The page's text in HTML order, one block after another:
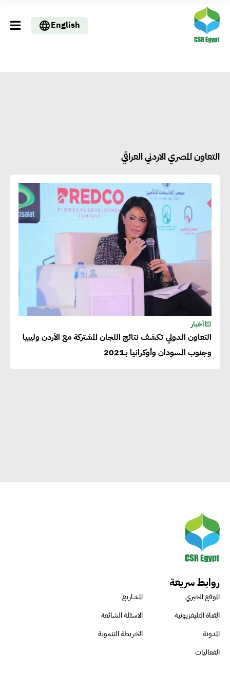
English
التعاون المصري الاردني العراقي
أخبار
التعاون الدولي تكشف نتائج اللجان المشتركة مع الأردن وليبيا
وجنوب السودان وأوكرانيا بـ2021
روابط سريعة
الموقع الخبري
المشاريع
القناة التليفزيونية
الاسئلة الشائعة
المدونة
الخريطة التنموية
الفعاليات